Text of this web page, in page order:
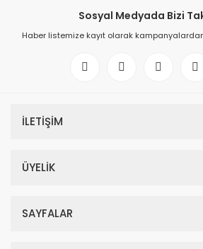
Sosyal Medyada Bizi
Haber listemize kayıt olarak
İLETİŞİM
ÜYELİK
SAYFALAR